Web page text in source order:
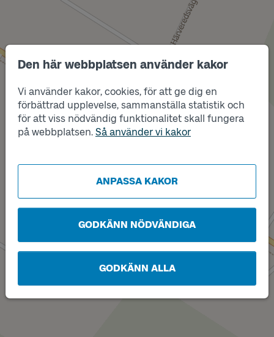
Den här webbplatsen använder kakor
Vi använder kakor, cookies, för att ge dig en
förbättrad upplevelse, sammanställa statistik och
för att viss nödvändig funktionalitet skall fungera
på webbplatsen. Så använder vi kakor
ANPASSA KAKOR
GODKÄNN NÖDVÄNDIGA
GODKÄNN ALLA
Läge
A